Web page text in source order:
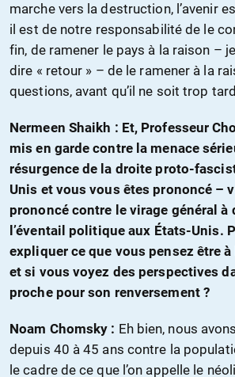
marche vers la destruction, l’avenir
il est de notre responsabilité de le
fin, de ramener le pays à la raison –
dire « retour » – de le ramener à la
questions, avant qu’il ne soit trop
Nermeen Shaikh : Et, Professeur
mis en garde contre la menace
résurgence de la droite proto-
Unis et vous vous êtes prononcé –
prononcé contre le virage général à
l’éventail politique aux États-Unis.
expliquer ce que vous pensez être à
et si vous voyez des perspectives
proche pour son renversement ?
Noam Chomsky : Eh bien, nous
depuis 40 à 45 ans contre la
le cadre de ce que l’on appelle le